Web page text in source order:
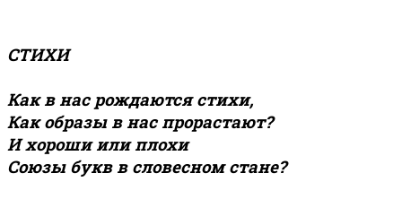
СТИХИ
Как в нас рождаются стихи,
Как образы в нас прорастают?
И хороши или плохи
Союзы букв в словесном стане?